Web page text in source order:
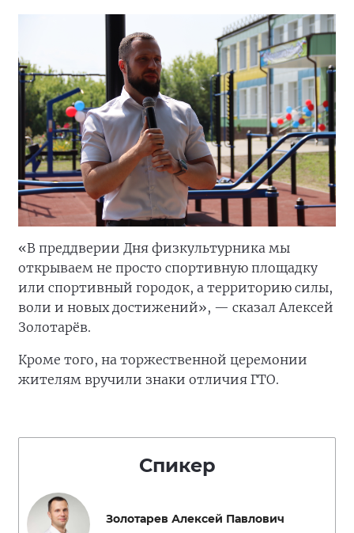
«В преддверии Дня физкультурника мы
открываем не просто спортивную площадку
или спортивный городок, а территорию силы,
воли и новых достижений», — сказал Алексей
Золотарёв.
Кроме того, на торжественной церемонии
жителям вручили знаки отличия ГТО.
Спикер
Золотарев Алексей Павлович